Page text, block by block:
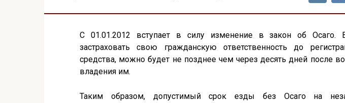
С 01.01.2012 вступает в силу изменение в закон об Осаго.
застраховать свою гражданскую ответственность до
средства, можно будет не позднее чем через десять дней после
владения им.
Таким образом, допустимый срок езды без Осаго на